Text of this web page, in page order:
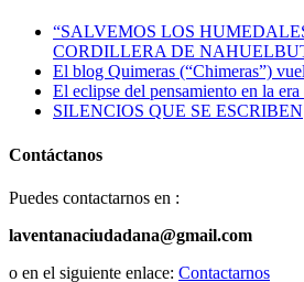
“SALVEMOS LOS
CORDILLERA DE
El blog Quimeras (“Chimeras”)
El eclipse del pensamiento en la
SILENCIOS QUE SE ESCRIBEN
Contáctanos
Puedes contactarnos en :
laventanaciudadana@gmail.com
o en el siguiente enlace: Contactarnos